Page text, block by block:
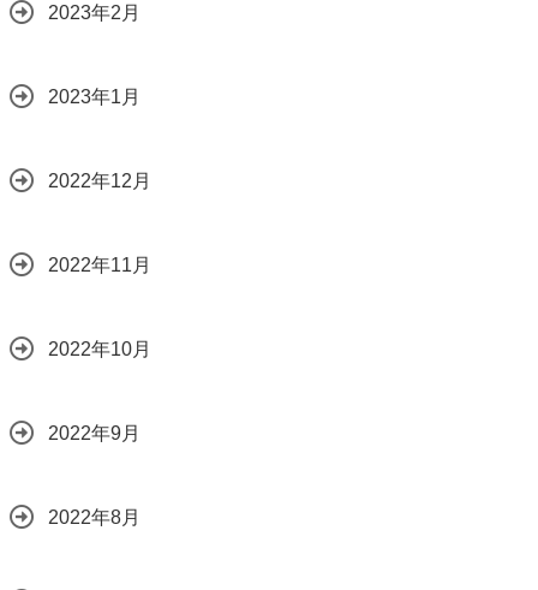
2023年2月
2023年1月
2022年12月
2022年11月
2022年10月
2022年9月
2022年8月